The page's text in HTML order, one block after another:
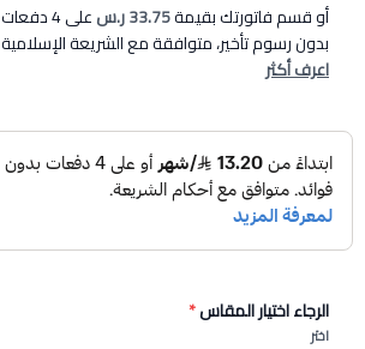
أو قسم فاتورتك بقيمة33.75 ر.س على4دفعات
بدون رسوم تأخير، متوافقة مع الشريعة الإسلامية
اعرف أكثر
الرجاء اختيار المقاس*
اختر